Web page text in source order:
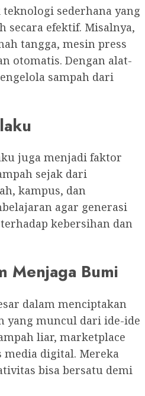
sederhana yang
secara efektif. Misalnya,
tangga, mesin press
otomatis. Dengan alat-
sampah dari
juga menjadi faktor
sejak dari
kampus, dan
agar generasi
kebersihan dan
Menjaga Bumi
dalam menciptakan
yang muncul dari ide-ide
liar, marketplace
media digital. Mereka
bisa bersatu demi